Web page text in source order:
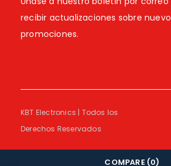
recibir actualizaciones sobre
promociones.
KBT Electronics | Todos los
Derechos Reservados
COMPARE (0)